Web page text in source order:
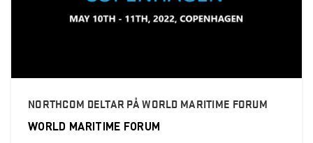
NORTHCOM DELTAR PÅ WORLD MARITIME FORUM
WORLD MARITIME FORUM